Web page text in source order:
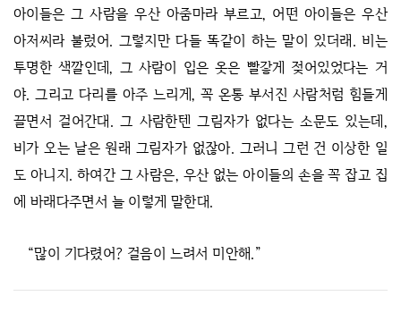
아이들은 그 사람을 우산 아줌마라 부르고, 어떤 아이들은 우산
아저씨라 불렀어. 그렇지만 다들 똑같이 하는 말이 있더래. 비는
투명한 색깔인데, 그 사람이 입은 옷은 빨갛게 젖어있었다는 거
야. 그리고 다리를 아주 느리게, 꼭 온통 부서진 사람처럼 힘들게
끌면서 걸어간대. 그 사람한텐 그림자가 없다는 소문도 있는데,
비가 오는 날은 원래 그림자가 없잖아. 그러니 그런 건 이상한 일
도 아니지. 하여간 그 사람은, 우산 없는 아이들의 손을 꼭 잡고 집
에 바래다주면서 늘 이렇게 말한대.
“많이 기다렸어? 걸음이 느려서 미안해.”